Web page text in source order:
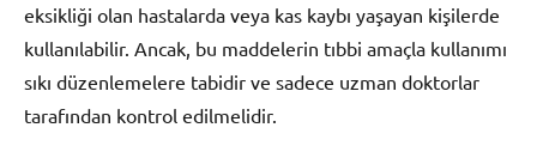
eksikliği olan hastalarda veya kas kaybı yaşayan kişilerde
kullanılabilir. Ancak, bu maddelerin tıbbi amaçla kullanımı
sıkı düzenlemelere tabidir ve sadece uzman doktorlar
tarafından kontrol edilmelidir.